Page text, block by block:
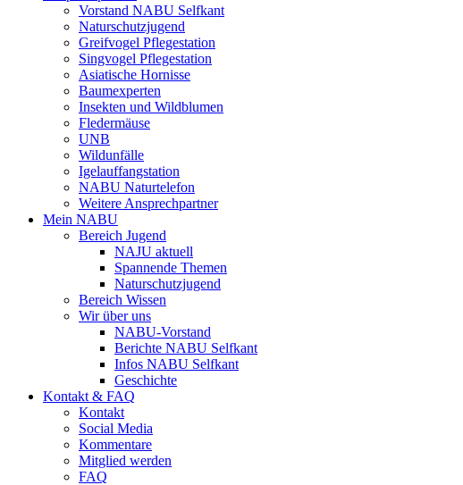
Vorstand NABU Selfkant
Naturschutzjugend
Greifvogel Pflegestation
Singvogel Pflegestation
Asiatische Hornisse
Baumexperten
Insekten und Wildblumen
Fledermäuse
UNB
Wildunfälle
Igelauffangstation
NABU Naturtelefon
Weitere Ansprechpartner
Mein NABU
Bereich Jugend
NAJU aktuell
Spannende Themen
Naturschutzjugend
Bereich Wissen
Wir über uns
NABU-Vorstand
Berichte NABU Selfkant
Infos NABU Selfkant
Geschichte
Kontakt & FAQ
Kontakt
Social Media
Kommentare
Mitglied werden
FAQ